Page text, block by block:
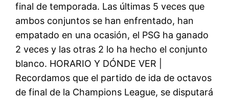
final de temporada. Las últimas 5 veces que
ambos conjuntos se han enfrentado, han
empatado en una ocasión, el PSG ha ganado
2 veces y las otras 2 lo ha hecho el conjunto
blanco. HORARIO Y DÓNDE VER |
Recordamos que el partido de ida de octavos
de final de la Champions League, se disputará